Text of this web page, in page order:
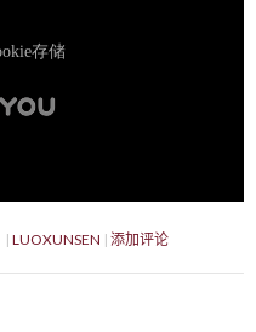
LUOXUNSEN 添加评论